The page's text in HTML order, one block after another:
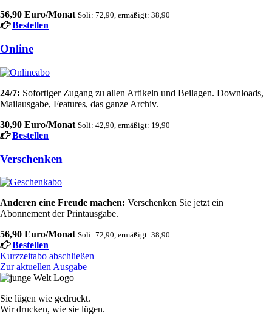
56,90 Euro/Monat Soli: 72,90, ermäßigt: 38,90
Bestellen
Online
24/7: Sofortiger Zugang zu allen Artikeln und Beilagen. Downloads,
Mailausgabe, Features, das ganze Archiv.
30,90 Euro/Monat Soli: 42,90, ermäßigt: 19,90
Bestellen
Verschenken
Anderen eine Freude machen: Verschenken Sie jetzt ein
Abonnement der Printausgabe.
56,90 Euro/Monat Soli: 72,90, ermäßigt: 38,90
Bestellen
Kurzzeitabo abschließen
Zur aktuellen Ausgabe
Sie lügen wie gedruckt.
Wir drucken, wie sie lügen.